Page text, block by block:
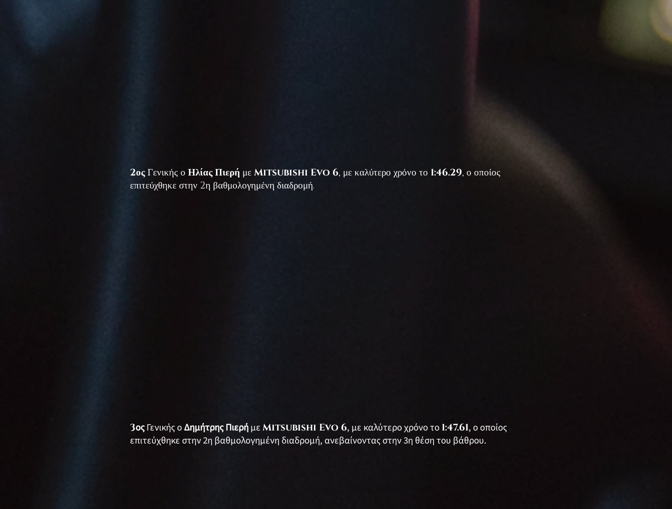
2οςΓενικής ο Ηλίας Πιερή με Mitsubishi Evo 6, με καλύτερο χρόνο το 1:46.29, ο οποίος
επιτεύχθηκε στην 2η βαθμολογημένη διαδρομή.
3οςΓενικής οΔημήτρης ΠιερήμεMitsubishi Evo 6, με καλύτερο χρόνο το1:47.61, ο οποίος
επιτεύχθηκε στην 2η βαθμολογημένη διαδρομή, ανεβαίνοντας στην 3η θέση του βάθρου.